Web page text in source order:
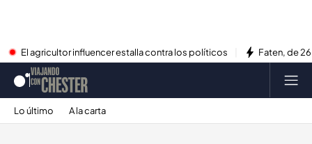
El agricultor influencer estalla contra los políticos Faten, de
Lo último A la carta